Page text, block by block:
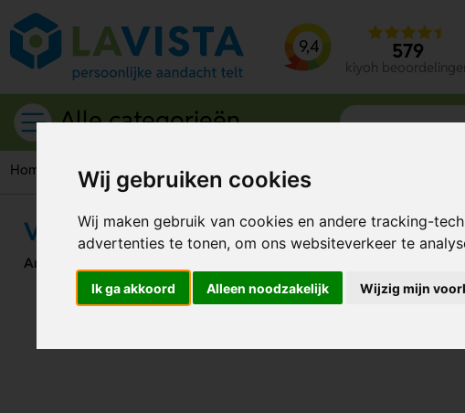
Wij gebruiken cookies
Wij maken gebruik van cookies en andere tracking-
advertenties te tonen, om ons websiteverkeer te
Ik ga akkoord Alleen noodzakelijk Wijzig mijn
9,4 579
kiyoh
Alle categorieën
Home Woonaccessoires Luxe kaarsen
Victorian Luscious Bloom kaars
Artikelnummer: